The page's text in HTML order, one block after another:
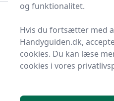
Diverse værktøj
Diverse
Luftpumpe
Luftpumper
og funktionalitet.
Hvis du fortsætter med
Handyguiden.dk,
cookies. Du kan læse
cookies i vores